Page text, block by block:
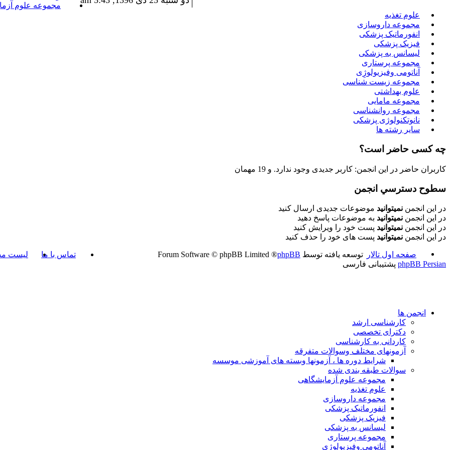
مجموعه علوم
علوم تغذیه
مجموعه داروسازی
انفورماتیک پزشکی
فیزیک پزشکی
لیسانس به پزشکی
مجموعه پرستاری
آناتومی وفیزیولوژِی
مجموعه زیست شناسی
علوم بهداشتی
مجموعه مامایی
مجموعه روانشناسی
نانوتکنولوژی پزشکی
سایر رشته ها
چه کسی حاضر است؟
کاربران حاضر در این انجمن: کاربر جدیدی وجود ندارد. و 19 مهمان
سطوح دسترسي انجمن
در این انجمن نمیتوانید موضوعات جدیدی ارسال کنید
در این انجمن نمیتوانید به موضوعات پاسخ دهید
در این انجمن نمیتوانید پست خود را ویرایش کنید
در این انجمن نمیتوانید پست های خود را حذف کنید
صفحه اول تالار لیست تماس با ما توسعه یافته توسط phpBB
® Forum Software © phpBB Limited
phpBB Persian پشتیبانی فارسی
انجمن ها
کارشناسی ارشد
دکترای تخصصی
کاردانی به کارشناسی
آزمونهای مختلف وسوالات متفرقه
شرایط دوره ها ، آزمونها وبسته های آموزشی موسسه
سوالات طبقه بندی شده
مجموعه علوم آزمایشگاهی
علوم تغذیه
مجموعه داروسازی
انفورماتیک پزشکی
فیزیک پزشکی
لیسانس به پزشکی
مجموعه پرستاری
آناتومی وفیزیولوژِی